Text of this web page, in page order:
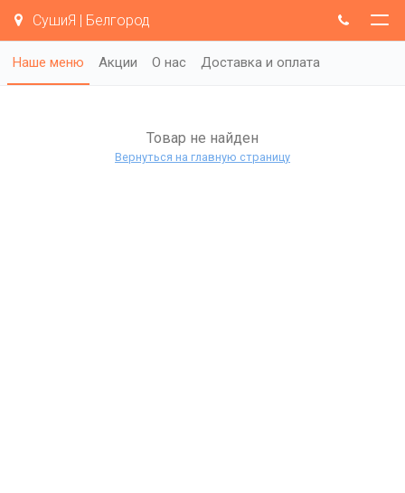
СушиЯ | Белгород
Наше меню Акции О нас Доставка и оплата
Товар не найден
Вернуться на главную страницу